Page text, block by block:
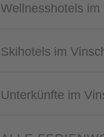
Wellnesshotels im
Skihotels im
Unterkünfte im